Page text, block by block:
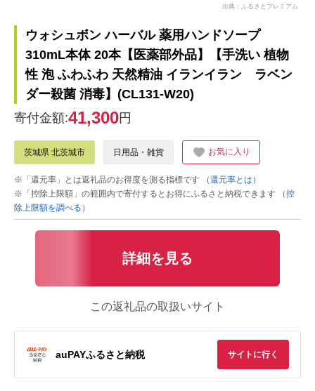
出典：ふるさとプレミアム
ウォシュボン ハーバル 薬用ハンドソープ
310mL本体 20本【医薬部外品】【手洗い 植物
性 泡 ふわふわ 天然精油 イランイラン ラベン
ダー殺菌 消毒】(CL131-W20)
寄付金額:41,300円
茨城県 北茨城市 日用品・雑貨 お気に入り
※「還元率」とは返礼品のお得度を測る指標です
（還元率とは）
※「控除上限額」の範囲内で寄付するとお得にふるさと納税できます
（控
除上限額を調べる）
詳細を見る
この返礼品の取扱いサイト
auPAYふるさと納税 サイトに行く